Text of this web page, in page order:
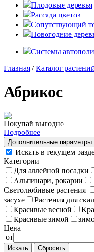
Плодовые деревья
Рассада цветов
Сопутствующий
Новогодние
Системы
Главная /Каталог растений
Абрикос
Покупай выгодно
Подробнее
Дополнительные параметры
Искать в текущем
Категории
Для аллейной посадки
Альпинари, рокарии
Светолюбивые растения
засухе
Растения для
Красивые весной
Красивые зимой
Цена
от
Сбросить